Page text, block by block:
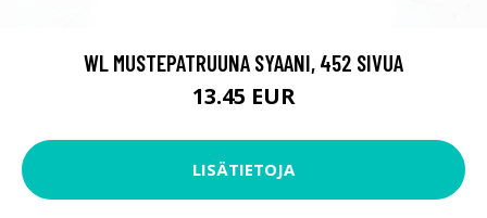
WL MUSTEPATRUUNA SYAANI, 452 SIVUA
13.45 EUR
LISÄTIETOJA